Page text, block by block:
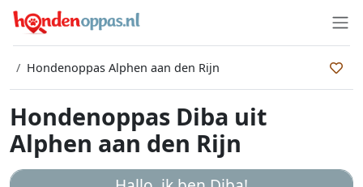
Hondenoppas Alphen aan den Rijn
Hondenoppas Diba uit
Alphen aan den Rijn